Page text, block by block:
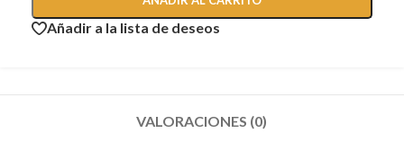
Añadir a la lista de deseos
VALORACIONES (0)